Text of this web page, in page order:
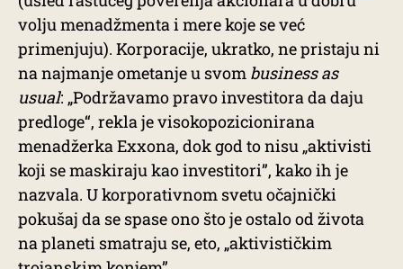
volju menadžmenta i mere koje se već
primenjuju). Korporacije, ukratko, ne pristaju ni
na najmanje ometanje u svom business as
usual: „Podržavamo pravo investitora da daju
predloge“, rekla je visokopozicionirana
menadžerka Exxona, dok god to nisu „aktivisti
koji se maskiraju kao investitori”, kako ih je
nazvala. U korporativnom svetu očajnički
pokušaj da se spase ono što je ostalo od života
na planeti smatraju se, eto, „aktivističkim